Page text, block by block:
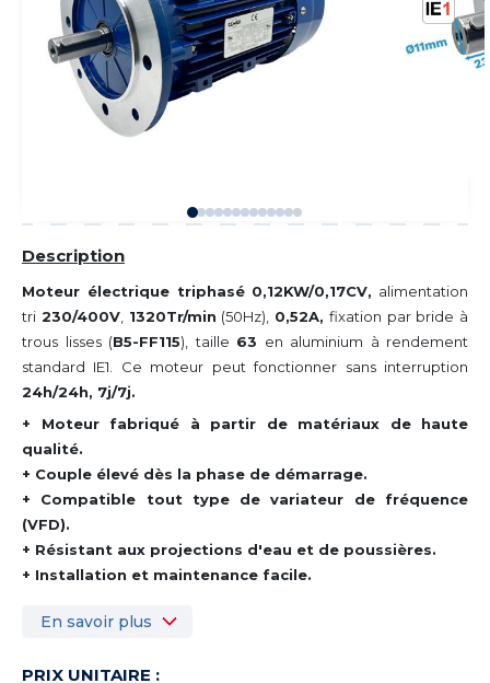
Description
Moteur électrique triphasé 0,12KW/0,17CV, alimentation
tri 230/400V, 1320Tr/min (50Hz), 0,52A, fixation par bride à
trous lisses (B5-FF115), taille 63 en aluminium à rendement
standard IE1. Ce moteur peut fonctionner sans interruption
24h/24h, 7j/7j.
+ Moteur fabriqué à partir de matériaux de haute
qualité.
+ Couple élevé dès la phase de démarrage.
+ Compatible tout type de variateur de fréquence
(VFD).
+ Résistant aux projections d'eau et de poussières.
+ Installation et maintenance facile.
En savoir plus
PRIX UNITAIRE :